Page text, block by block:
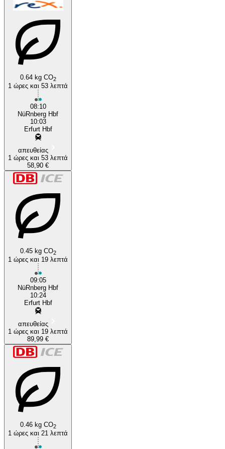
0.64 kg CO2
1 ώρες και 53 λεπτά
08:10
NüRnberg Hbf
10:03
Erfurt Hbf
απευθείας
1 ώρες και 53 λεπτά
58,90 €
0.45 kg CO2
1 ώρες και 19 λεπτά
09:05
NüRnberg Hbf
10:24
Erfurt Hbf
απευθείας
1 ώρες και 19 λεπτά
89,99 €
0.46 kg CO2
1 ώρες και 21 λεπτά